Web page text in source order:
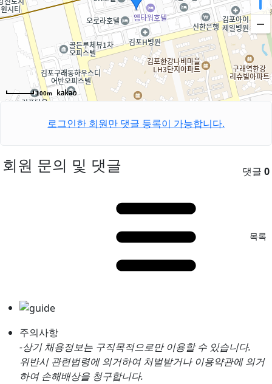
100m
로그인한 회원만 댓글 등록이 가능합니다.
회원 문의 및 댓글 댓글 0
목록
주의사항
-상기 채용정보는 구직목적으로만 이용할 수 있습니다.
위반시 관련법령에 의거하여 처벌받거나 이용약관에 의거
하여 손해배상을 청구합니다.